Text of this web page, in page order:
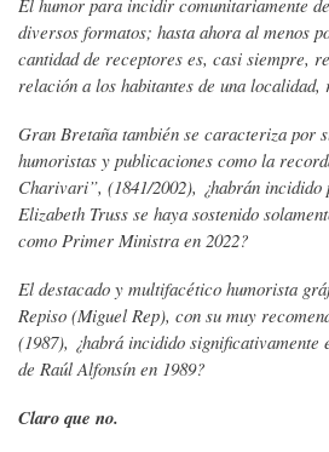
diversos formatos; hasta ahora al menos
cantidad de receptores es, casi siempre,
relación a los habitantes de una localidad,
Gran Bretaña también se caracteriza por
humoristas y publicaciones como la
Charivari”, (1841/2002), ¿habrán
Elizabeth Truss se haya sostenido
como Primer Ministra en 2022?
El destacado y multifacético humorista
Repiso (Miguel Rep), con su muy
(1987), ¿habrá incidido significativamente
de Raúl Alfonsín en 1989?
Claro que no.